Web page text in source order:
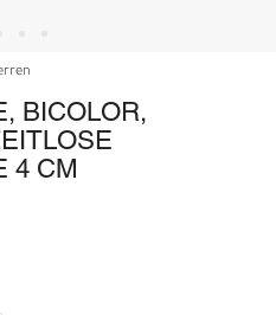
BICOLOR,
4 CM